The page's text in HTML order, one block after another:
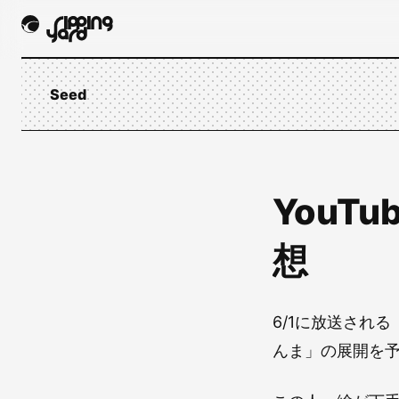
Seed
想
6/1に放送される
んま」の展開を